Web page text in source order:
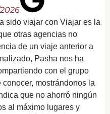
sido viajar con Viajar es la
otras agencias no
de un viaje anterior a
Pasha nos ha
con el grupo
mostrándonos la
que no ahorró ningún
al máximo lugares y